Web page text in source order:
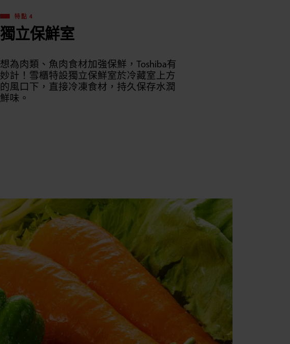
特點 4
獨立保鮮室
想為肉類、魚肉食材加強保鮮，Toshiba有
妙計！雪櫃特設獨立保鮮室於冷藏室上方
的風口下，直接冷凍食材，持久保存水潤
鮮味。